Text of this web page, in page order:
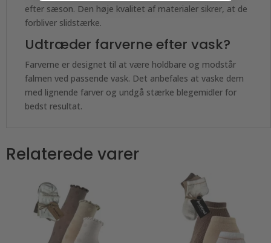
efter sæson. Den høje kvalitet af materialer sikrer, at de
forbliver slidstærke.
Udtræder farverne efter vask?
Farverne er designet til at være holdbare og modstår
falmen ved passende vask. Det anbefales at vaske dem
med lignende farver og undgå stærke blegemidler for
bedst resultat.
Relaterede varer